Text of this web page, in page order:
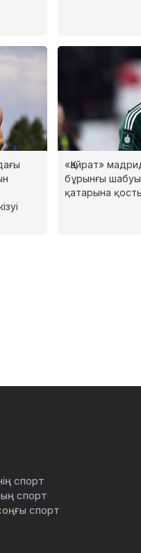
«Қайрат»
бұрынғы
қатарына
спорт
спорт
спорт